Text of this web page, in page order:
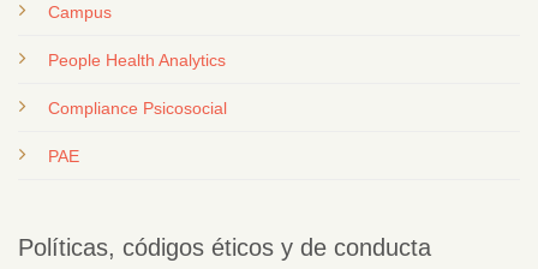
Campus
People Health Analytics
Compliance Psicosocial
PAE
Políticas, códigos éticos y de conducta